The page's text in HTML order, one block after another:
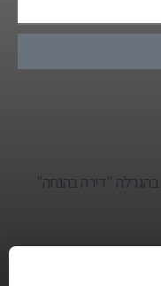
"דירה בהנחה"
יהפוך למגדל מגורים:
במגדיאל